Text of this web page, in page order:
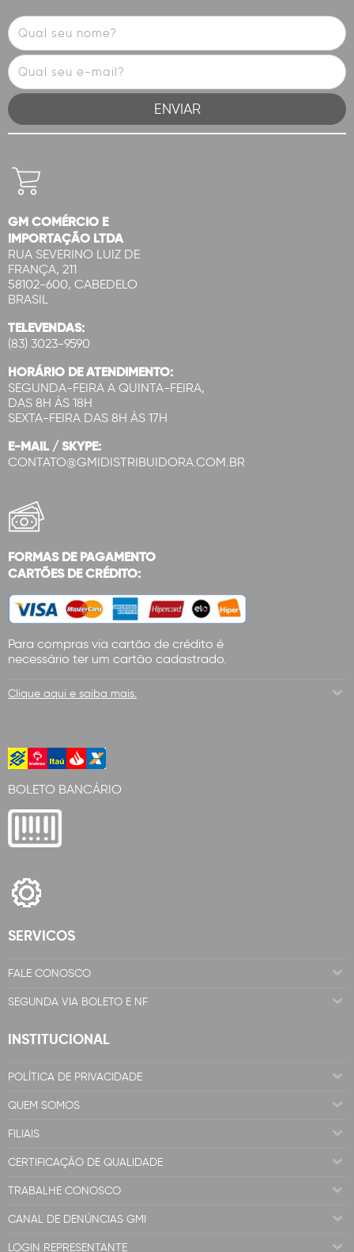
GM COMÉRCIO E
IMPORTAÇÃO LTDA
RUA SEVERINO LUIZ DE
FRANÇA, 211
58102-600, CABEDELO
BRASIL
TELEVENDAS:
(83) 3023-9590
HORÁRIO DE ATENDIMENTO:
SEGUNDA-FEIRA A QUINTA-FEIRA,
DAS 8H ÀS 18H
SEXTA-FEIRA DAS 8H ÀS 17H
E-MAIL / SKYPE:
CONTATO@GMIDISTRIBUIDORA.COM.BR
FORMAS DE PAGAMENTO
CARTÕES DE CRÉDITO:
Para compras via cartão de crédito é
necessário ter um cartão cadastrado.
Clique aqui e saiba mais.
BOLETO BANCÁRIO
SERVICOS
FALE CONOSCO
SEGUNDA VIA BOLETO E NF
INSTITUCIONAL
POLÍTICA DE PRIVACIDADE
QUEM SOMOS
FILIAIS
CERTIFICAÇÃO DE QUALIDADE
TRABALHE CONOSCO
CANAL DE DENÚNCIAS GMI
LOGIN REPRESENTANTE